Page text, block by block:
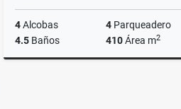
4Alcobas 4 Parqueadero
4.5 Baños 410Área m2